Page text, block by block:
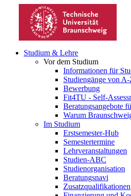
Studium & Lehre
Vor dem Studium
Informationen für
Studiengänge von A-
Bewerbung
Fit4TU - Self-
Beratungsangebote
Warum
Im Studium
Erstsemester-Hub
Semestertermine
Lehrveranstaltungen
Studien-ABC
Studienorganisation
Beratungsnavi
Zusatzqualifikationen